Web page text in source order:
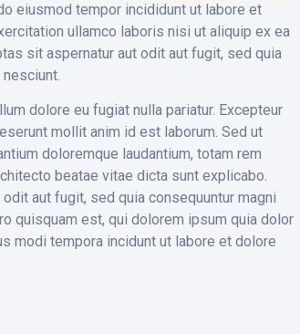
eiusmod tempor incididunt ut labore et
ullamco laboris nisi ut aliquip ex ea
sit aspernatur aut odit aut fugit, sed quia
dolore eu fugiat nulla pariatur. Excepteur
mollit anim id est laborum. Sed ut
doloremque laudantium, totam rem
beatae vitae dicta sunt explicabo.
aut fugit, sed quia consequuntur magni
quisquam est, qui dolorem ipsum quia dolor
modi tempora incidunt ut labore et dolore